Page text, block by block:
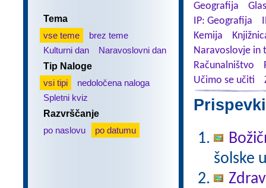
Tema
vse teme
brez teme
Kulturni dan
Naravoslovni dan
Tip Naloge
vsi tipi
nedoločena naloga
Spletni kviz
Razvrščanje
po naslovu
po datumu
Geografija
IP: Geografija
Kemija
Naravoslovje in
Računalništvo
Učimo se učiti
šolske